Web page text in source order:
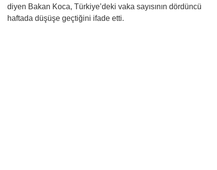
diyen Bakan Koca, Türkiye’deki vaka sayısının dördüncü
haftada düşüşe geçtiğini ifade etti.